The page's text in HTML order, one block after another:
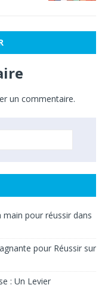
un commentaire.
pour réussir dans
pour Réussir sur
: Un Levier